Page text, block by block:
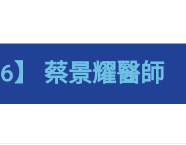
】 蔡景耀醫師